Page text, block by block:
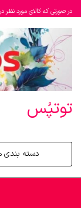
در صورتی که کالای مورد
توتپُس